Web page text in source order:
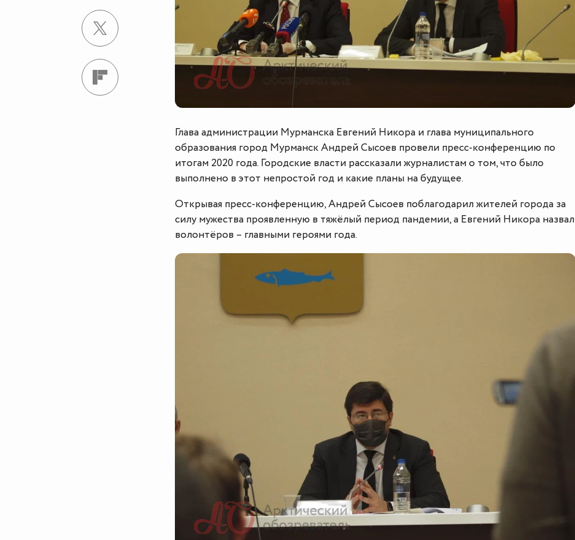
Глава администрации Мурманска Евгений Никора и глава муниципального
образования город Мурманск Андрей Сысоев провели пресс-конференцию по
итогам 2020 года. Городские власти рассказали журналистам о том, что было
выполнено в этот непростой год и какие планы на будущее.
Открывая пресс-конференцию, Андрей Сысоев поблагодарил жителей города за
силу мужества проявленную в тяжёлый период пандемии, а Евгений Никора назвал
волонтёров – главными героями года.